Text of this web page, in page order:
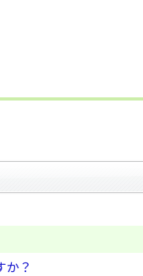
か？